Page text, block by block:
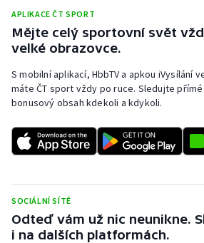
Ragby
Rychlobruslení
Rychlostní kanoistika
Short track
Sportovní střelba
Triatlon
APLIKACE ČT SPORT
Mějte celý sportovní svět
velké obrazovce.
S mobilní aplikací, HbbTV a apkou iVysílání
máte ČT sport vždy po ruce. Sledujte
bonusový obsah kdekoli a kdykoli.
SOCIÁLNÍ SÍTĚ
Odteď vám už nic neunikne.
i na dalších platformách.